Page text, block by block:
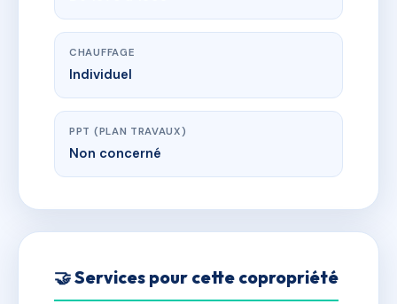
CHAUFFAGE
Individuel
PPT (PLAN TRAVAUX)
Non concerné
🤝 Services pour cette copropriété